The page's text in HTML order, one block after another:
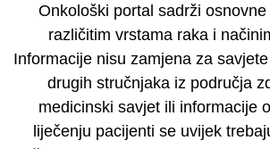
Onkološki portal sadrži
različitim vrstama raka i
Informacije nisu zamjena za
drugih stručnjaka iz područja
medicinski savjet ili informacije
liječenju pacijenti se uvijek